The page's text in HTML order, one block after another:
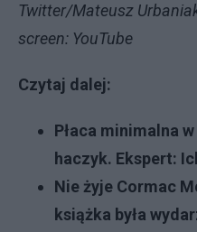
Twitter/Mateusz
screen: YouTube
Czytaj dalej:
Płaca minimalna
haczyk. Ekspert:
Nie żyje Cormac
książka była